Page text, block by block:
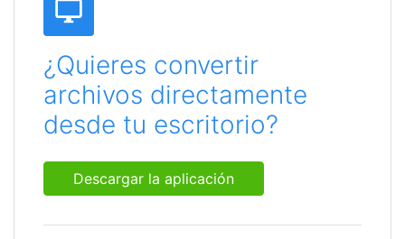
¿Quieres convertir
archivos directamente
desde tu escritorio?
Descargar la aplicación